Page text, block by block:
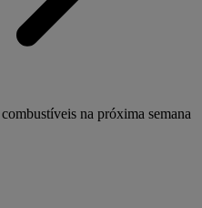
na próxima semana